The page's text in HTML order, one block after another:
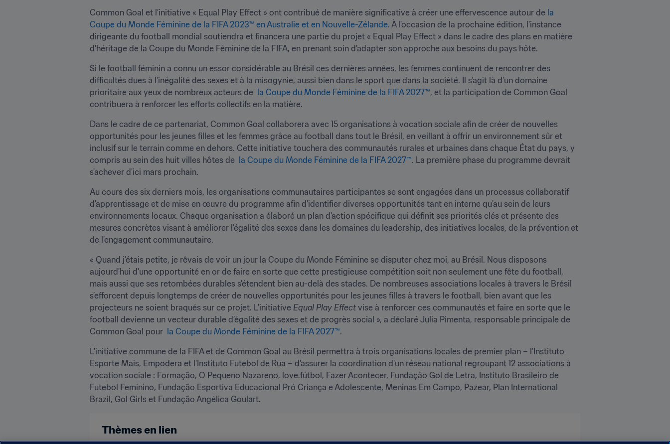
Common Goal et l’initiative « Equal Play Effect » ont contribué de manière significative à créer une effervescence autour de la
Coupe du Monde Féminine de la FIFA 2023™ en Australie et en Nouvelle-Zélande. À l'occasion de la prochaine édition, l'instance
dirigeante du football mondial soutiendra et financera une partie du projet « Equal Play Effect » dans le cadre des plans en matière
d'héritage de la Coupe du Monde Féminine de la FIFA, en prenant soin d'adapter son approche aux besoins du pays hôte.
Si le football féminin a connu un essor considérable au Brésil ces dernières années, les femmes continuent de rencontrer des
difficultés dues à l'inégalité des sexes et à la misogynie, aussi bien dans le sport que dans la société. Il s’agit là d’un domaine
prioritaire aux yeux de nombreux acteurs de la Coupe du Monde Féminine de la FIFA 2027™, et la participation de Common Goal
contribuera à renforcer les efforts collectifs en la matière.
Dans le cadre de ce partenariat, Common Goal collaborera avec 15 organisations à vocation sociale afin de créer de nouvelles
opportunités pour les jeunes filles et les femmes grâce au football dans tout le Brésil, en veillant à offrir un environnement sûr et
inclusif sur le terrain comme en dehors. Cette initiative touchera des communautés rurales et urbaines dans chaque État du pays, y
compris au sein des huit villes hôtes de la Coupe du Monde Féminine de la FIFA 2027™. La première phase du programme devrait
s'achever d'ici mars prochain.
Au cours des six derniers mois, les organisations communautaires participantes se sont engagées dans un processus collaboratif
d'apprentissage et de mise en œuvre du programme afin d’identifier diverses opportunités tant en interne qu'au sein de leurs
environnements locaux. Chaque organisation a élaboré un plan d'action spécifique qui définit ses priorités clés et présente des
mesures concrètes visant à améliorer l'égalité des sexes dans les domaines du leadership, des initiatives locales, de la prévention et
de l'engagement communautaire.
« Quand j'étais petite, je rêvais de voir un jour la Coupe du Monde Féminine se disputer chez moi, au Brésil. Nous disposons
aujourd'hui d'une opportunité en or de faire en sorte que cette prestigieuse compétition soit non seulement une fête du football,
mais aussi que ses retombées durables s'étendent bien au-delà des stades. De nombreuses associations locales à travers le Brésil
s’efforcent depuis longtemps de créer de nouvelles opportunités pour les jeunes filles à travers le football, bien avant que les
projecteurs ne soient braqués sur ce projet. L'initiative Equal Play Effect vise à renforcer ces communautés et faire en sorte que le
football devienne un vecteur durable d’égalité des sexes et de progrès social », a déclaré Julia Pimenta, responsable principale de
Common Goal pour la Coupe du Monde Féminine de la FIFA 2027™.
L'initiative commune de la FIFA et de Common Goal au Brésil permettra à trois organisations locales de premier plan – l'Instituto
Esporte Mais, Empodera et l'Instituto Futebol de Rua – d'assurer la coordination d'un réseau national regroupant 12 associations à
vocation sociale : Formação, O Pequeno Nazareno, love.fútbol, Fazer Acontecer, Fundação Gol de Letra, Instituto Brasileiro de
Futebol Feminino, Fundação Esportiva Educacional Pró Criança e Adolescente, Meninas Em Campo, Pazear, Plan International
Brazil, Gol Girls et Fundação Angélica Goulart.
Thèmes en lien